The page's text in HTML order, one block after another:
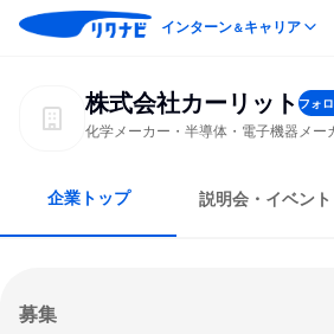
インターン＆キャリア
株式会社カーリット フォ
化学メーカー・半導体・電子機器メー
企業トップ 説明会・イベント
募集